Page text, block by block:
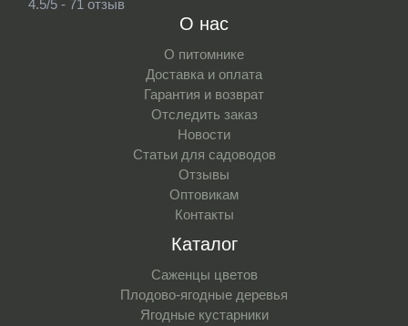
4.5/5 - 71 отзыв
О нас
О питомнике
Доставка и оплата
Гарантия и возврат
Отследить заказ
Новости
Статьи для садоводов
Отзывы
Оптовикам
Контакты
Каталог
Саженцы цветов
Плодово-ягодные деревья
Ягодные кустарники